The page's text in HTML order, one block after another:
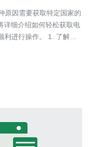
原因需要获取特定国家的
详细介绍如何轻松获取电
作。 1. 了解韩
帮助用户访问特定的韩